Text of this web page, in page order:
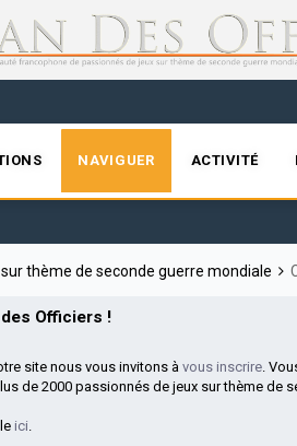
NAVIGUER ACTIVITÉ
thème de seconde guerre mondiale
Officiers !
site nous vous invitons àvous inscrire .
de 2000 passionnés de jeux sur thème
ici